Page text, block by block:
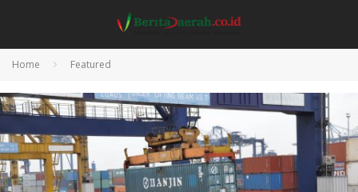
Home Featured